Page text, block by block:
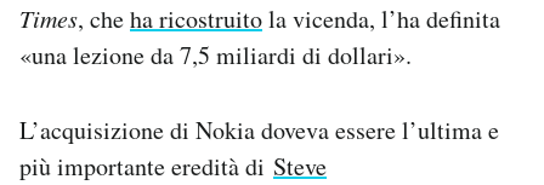
Times, cheha ricostruitola vicenda, l’ha definita
«una lezione da 7,5 miliardi di dollari».
L’acquisizione di Nokia doveva essere l’ultima e
più importante eredità di Steve